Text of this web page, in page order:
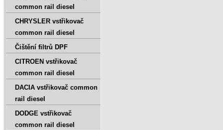
common rail diesel
CHRYSLER vstřikovač
common rail diesel
Čištění filtrů DPF
CITROEN vstřikovač
common rail diesel
DACIA vstřikovač common
rail diesel
DODGE vstřikovač
common rail diesel